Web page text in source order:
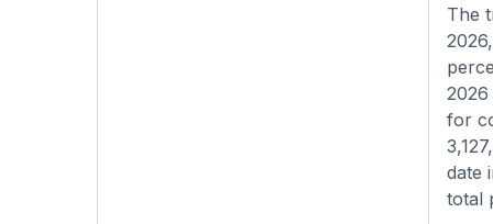
The
for
date
total